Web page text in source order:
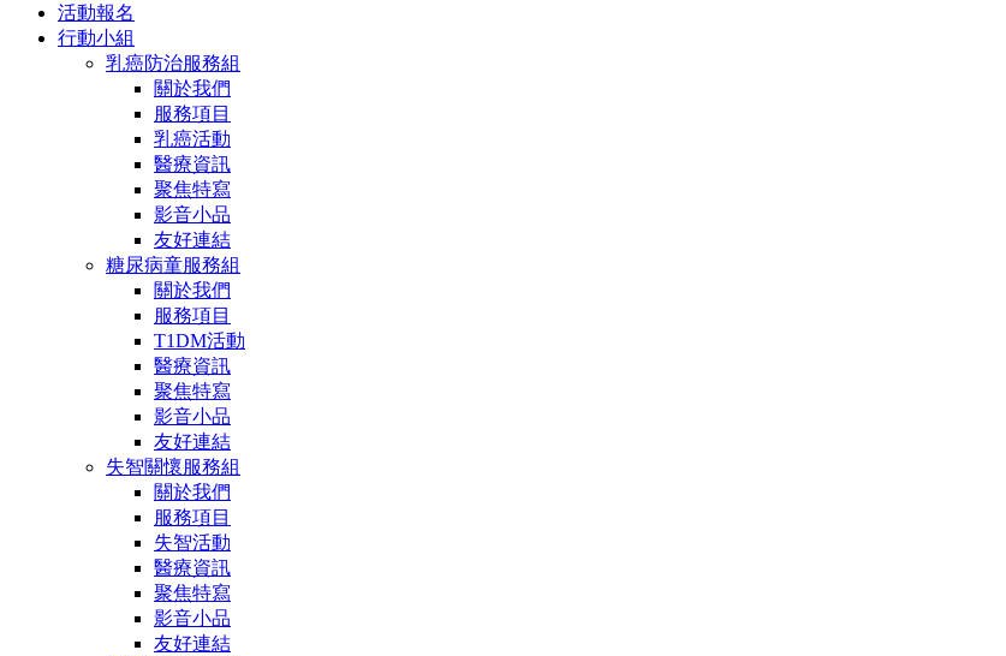
活動報名
行動小組
乳癌防治服務組
關於我們
服務項目
乳癌活動
醫療資訊
聚焦特寫
影音小品
友好連結
糖尿病童服務組
關於我們
服務項目
T1DM活動
醫療資訊
聚焦特寫
影音小品
友好連結
失智關懷服務組
關於我們
服務項目
失智活動
醫療資訊
聚焦特寫
影音小品
友好連結